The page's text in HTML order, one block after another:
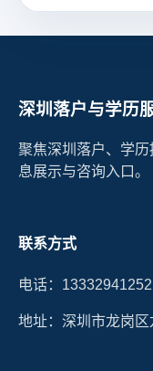
深圳落户与学历
聚焦深圳落户、学
息展示与咨询入口。
联系方式
电话：13332941252
地址：深圳市龙岗